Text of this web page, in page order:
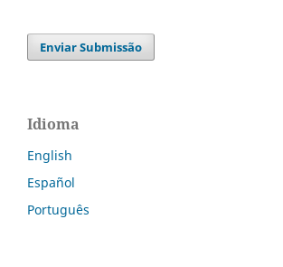
Enviar Submissão
Idioma
English
Español
Português